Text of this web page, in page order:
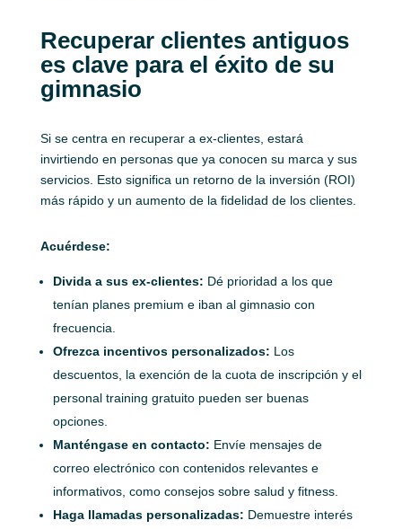
Recuperar clientes antiguos
es clave para el éxito de su
gimnasio
Si se centra en recuperar a ex-clientes, estará
invirtiendo en personas que ya conocen su marca y sus
servicios. Esto significa un retorno de la inversión (ROI)
más rápido y un aumento de la fidelidad de los clientes.
Acuérdese:
Divida a sus ex-clientes: Dé prioridad a los que
tenían planes premium e iban al gimnasio con
frecuencia.
Ofrezca incentivos personalizados: Los
descuentos, la exención de la cuota de inscripción y el
personal training gratuito pueden ser buenas
opciones.
Manténgase en contacto: Envíe mensajes de
correo electrónico con contenidos relevantes e
informativos, como consejos sobre salud y fitness.
Haga llamadas personalizadas: Demuestre interés